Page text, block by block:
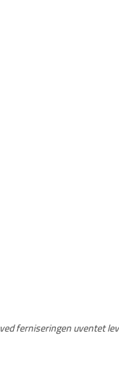
ferniseringen uventet